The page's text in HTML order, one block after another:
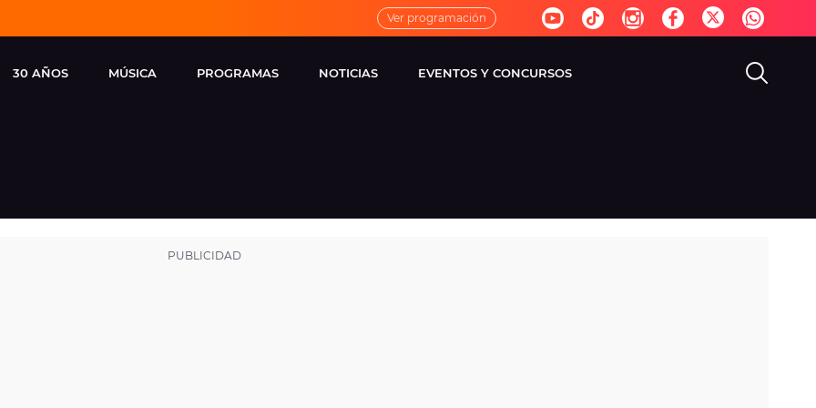
Ver programación
30 AÑOS MÚSICA
FM
PROGRAMAS
VIRALES
NOTICIAS EVENTOS Y CONCURSOS